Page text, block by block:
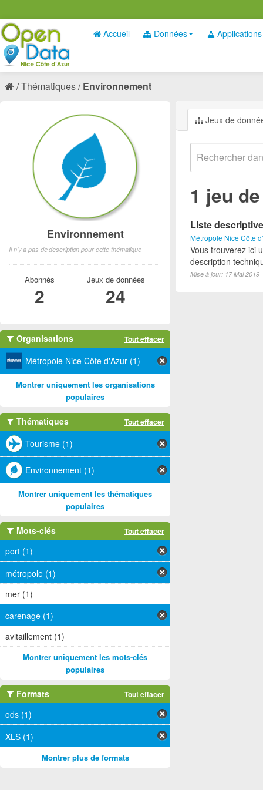
Accueil Données Applications
Thématiques Environnement
Jeux de
1 jeu
Liste
Métropole Nice Côte
Vous trouverez ici
description
Mise à jour: 17 Mai 2019
Environnement
Il n'y a pas de description pour cette thématique
Abonnés
2
Jeux de données
24
Organisations Tout effacer
Métropole Nice Côte d'Azur (1)
Montrer uniquement les organisations
populaires
Thématiques Tout effacer
Tourisme (1)
Environnement (1)
Montrer uniquement les thématiques
populaires
Mots-clés Tout effacer
port (1)
métropole (1)
mer (1)
carenage (1)
avitaillement (1)
Montrer uniquement les mots-clés
populaires
Formats Tout effacer
ods (1)
XLS (1)
Montrer plus de formats